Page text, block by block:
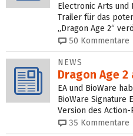
Electronic Arts und
Trailer für das
„Dragon Age 2“
50 Kommentare
NEWS
Dragon Age
EA und BioWare
BioWare Signature
Version des
35 Kommentare